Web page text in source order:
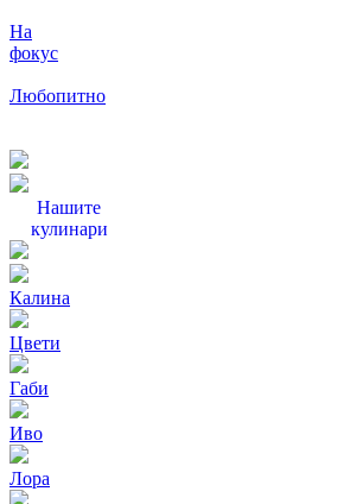
На
фокус
Любопитно
Нашите
кулинари
Калина
Цвети
Габи
Иво
Лора